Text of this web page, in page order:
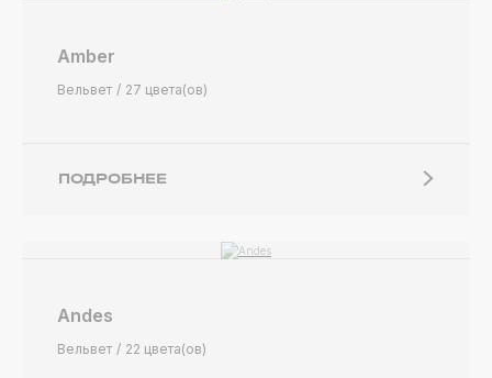
Amber
Вельвет 27 цвета(ов)
ПОДРОБНЕЕ
Andes
Вельвет 22 цвета(ов)